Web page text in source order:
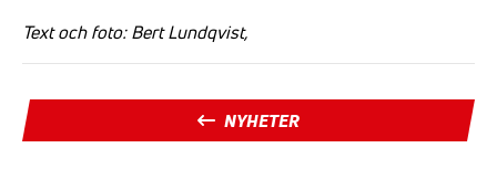
Text och foto: Bert Lundqvist,
NYHETER